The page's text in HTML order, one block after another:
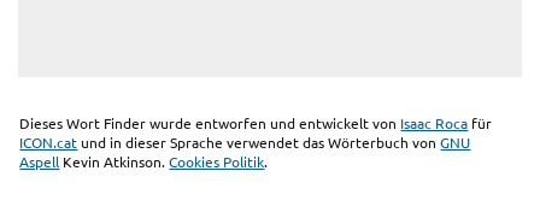
Dieses Wort Finder wurde entworfen und entwickelt von Isaac Roca für
ICON.catund in dieser Sprache verwendet das Wörterbuch vonGNU
Aspell Kevin Atkinson.Cookies Politik.